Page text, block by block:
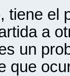
tiene el
a
un
que